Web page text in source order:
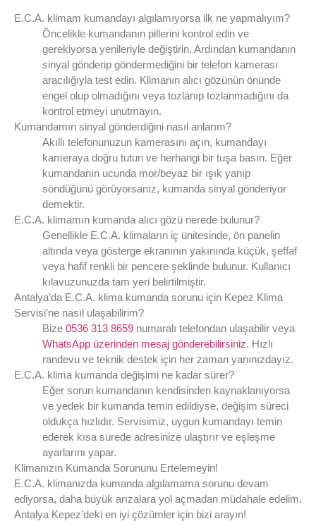
E.C.A. klimam kumandayı algılamıyorsa ilk ne yapmalıyım?
Öncelikle kumandanın pillerini kontrol edin ve
gerekiyorsa yenileriyle değiştirin. Ardından kumandanın
sinyal gönderip göndermediğini bir telefon kamerası
aracılığıyla test edin. Klimanın alıcı gözünün önünde
engel olup olmadığını veya tozlanıp tozlanmadığını da
kontrol etmeyi unutmayın.
Kumandamın sinyal gönderdiğini nasıl anlarım?
Akıllı telefonunuzun kamerasını açın, kumandayı
kameraya doğru tutun ve herhangi bir tuşa basın. Eğer
kumandanın ucunda mor/beyaz bir ışık yanıp
söndüğünü görüyorsanız, kumanda sinyal gönderiyor
demektir.
E.C.A. klimamın kumanda alıcı gözü nerede bulunur?
Genellikle E.C.A. klimaların iç ünitesinde, ön panelin
altında veya gösterge ekranının yakınında küçük, şeffaf
veya hafif renkli bir pencere şeklinde bulunur. Kullanıcı
kılavuzunuzda tam yeri belirtilmiştir.
Antalya’da E.C.A. klima kumanda sorunu için Kepez Klima
Servisi’ne nasıl ulaşabilirim?
Bize 0536 313 8659 numaralı telefondan ulaşabilir veya
WhatsApp üzerinden mesaj gönderebilirsiniz. Hızlı
randevu ve teknik destek için her zaman yanınızdayız.
E.C.A. klima kumanda değişimi ne kadar sürer?
Eğer sorun kumandanın kendisinden kaynaklanıyorsa
ve yedek bir kumanda temin edildiyse, değişim süreci
oldukça hızlıdır. Servisimiz, uygun kumandayı temin
ederek kısa sürede adresinize ulaştırır ve eşleşme
ayarlarını yapar.
Klimanızın Kumanda Sorununu Ertelemeyin!
E.C.A. klimanızda kumanda algılamama sorunu devam
ediyorsa, daha büyük arızalara yol açmadan müdahale edelim.
Antalya Kepez’deki en iyi çözümler için bizi arayın!